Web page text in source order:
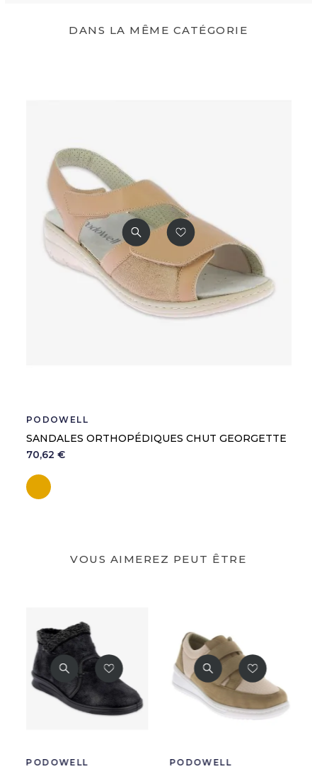
Code CHUT
3376122350796
DANS LA MÊME CATÉGORIE
PODOWELL
SANDALES ORTHOPÉDIQUES CHUT GEORGETTE
70,62 €
Camel
VOUS AIMEREZ PEUT ÊTRE
PODOWELL PODOWELL